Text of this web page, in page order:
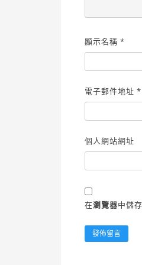
顯示名稱*
電子郵件地址*
個人網站網址
在瀏覽器中儲